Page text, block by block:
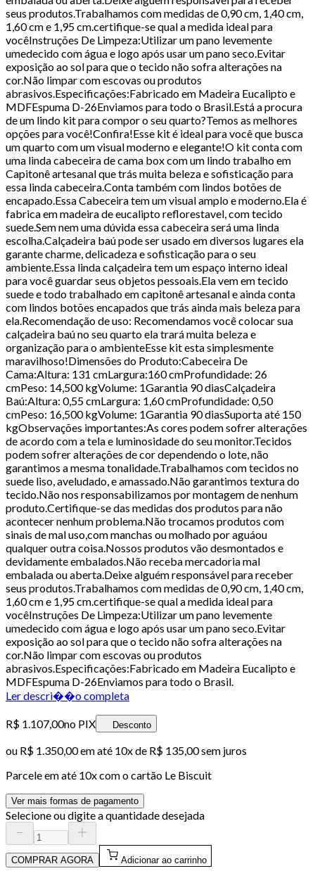
seus produtos.Trabalhamos com medidas de 0,90 cm, 1,40 cm,
1,60 cm e 1,95 cm.certifique-se qual a medida ideal para
vocêInstruções De Limpeza:Utilizar um pano levemente
umedecido com água e logo após usar um pano seco.Evitar
exposição ao sol para que o tecido não sofra alterações na
cor.Não limpar com escovas ou produtos
abrasivos.Especificações:Fabricado em Madeira Eucalipto e
MDFEspuma D-26Enviamos para todo o Brasil.Está a procura
de um lindo kit para compor o seu quarto?Temos as melhores
opções para você!Confira!Esse kit é ideal para você que busca
um quarto com um visual moderno e elegante!O kit conta com
uma linda cabeceira de cama box com um lindo trabalho em
Capitonê artesanal que trás muita beleza e sofisticação para
essa linda cabeceira.Conta também com lindos botões de
encapado.Essa Cabeceira tem um visual amplo e moderno.Ela é
fabrica em madeira de eucalipto reflorestavel, com tecido
suede.Sem nem uma dúvida essa cabeceira será uma linda
escolha.Calçadeira baú pode ser usado em diversos lugares ela
garante charme, delicadeza e sofisticação para o seu
ambiente.Essa linda calçadeira tem um espaço interno ideal
para você guardar seus objetos pessoais.Ela vem em tecido
suede e todo trabalhado em capitonê artesanal e ainda conta
com lindos botões encapados que trás ainda mais beleza para
ela.Recomendação de uso: Recomendamos você colocar sua
calçadeira baú no seu quarto ela trará muita beleza e
organização para o ambienteEsse kit esta simplesmente
maravilhoso!Dimensões do Produto:Cabeceira De
Cama:Altura: 131 cmLargura:160 cmProfundidade: 26
cmPeso: 14,500 kgVolume: 1Garantia 90 diasCalçadeira
Baú:Altura: 0,55 cmLargura: 1,60 cmProfundidade: 0,50
cmPeso: 16,500 kgVolume: 1Garantia 90 diasSuporta até 150
kgObservações importantes:As cores podem sofrer alterações
de acordo com a tela e luminosidade do seu monitor.Tecidos
podem sofrer alterações de cor dependendo o lote, não
garantimos a mesma tonalidade.Trabalhamos com tecidos no
suede liso, aveludado, e amassado.Não garantimos textura do
tecido.Não nos responsabilizamos por montagem de nenhum
produto.Certifique-se das medidas dos produtos para não
acontecer nenhum problema.Não trocamos produtos com
sinais de mal uso,com manchas ou molhado por aguáou
qualquer outra coisa.Nossos produtos vão desmontados e
devidamente embalados.Não receba mercadoria mal
embalada ou aberta.Deixe alguém responsável para receber
seus produtos.Trabalhamos com medidas de 0,90 cm, 1,40 cm,
1,60 cm e 1,95 cm.certifique-se qual a medida ideal para
vocêInstruções De Limpeza:Utilizar um pano levemente
umedecido com água e logo após usar um pano seco.Evitar
exposição ao sol para que o tecido não sofra alterações na
cor.Não limpar com escovas ou produtos
abrasivos.Especificações:Fabricado em Madeira Eucalipto e
MDFEspuma D-26Enviamos para todo o Brasil.
Ler descri��o completa
R$ 1.107,00no PIX Desconto
ou R$ 1.350,00em até 10x de R$ 135,00 sem juros
Parcele em até 10x com o cartão Le Biscuit
Ver mais formas de pagamento
Selecione ou digite a quantidade desejada
COMPRAR AGORA Adicionar ao carrinho